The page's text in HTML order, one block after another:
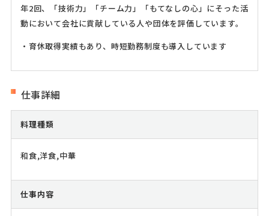
年2回、「技術力」「チーム力」「もてなしの心」にそった活
動において会社に貢献している人や団体を評価しています。
・育休取得実績もあり、時短勤務制度も導入しています
仕事詳細
料理種類
和食,洋食,中華
仕事内容